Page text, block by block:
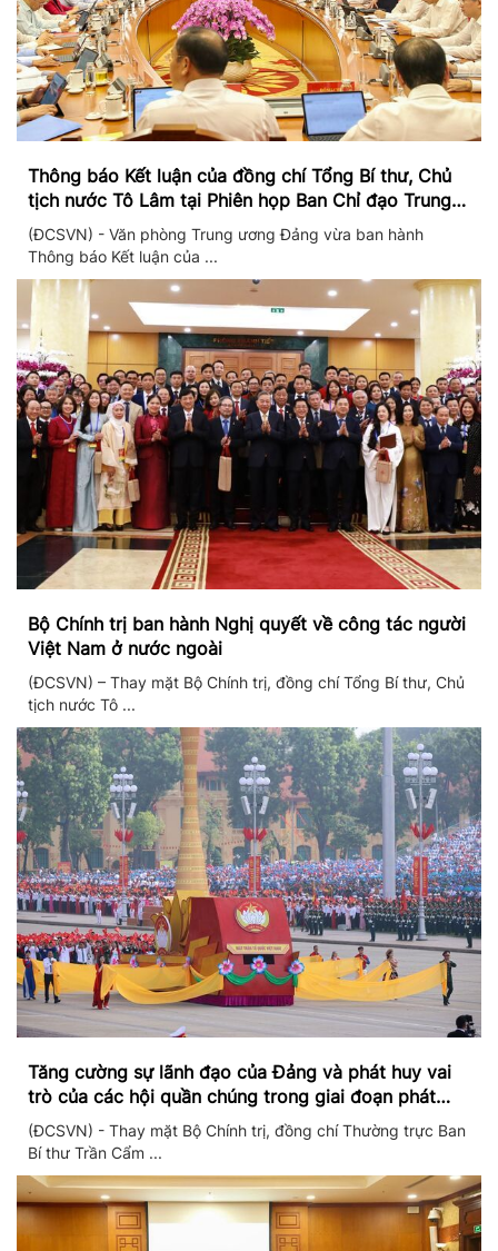
Thông báo Kết luận của đồng chí Tổng Bí thư, Chủ
tịch nước Tô Lâm tại Phiên họp Ban Chỉ đạo Trung
ương thực hiện Nghị quyết 57
(ĐCSVN) - Văn phòng Trung ương Đảng vừa ban hành
Thông báo Kết luận của ...
Bộ Chính trị ban hành Nghị quyết về công tác người
Việt Nam ở nước ngoài
(ĐCSVN) – Thay mặt Bộ Chính trị, đồng chí Tổng Bí thư, Chủ
tịch nước Tô ...
Tăng cường sự lãnh đạo của Đảng và phát huy vai
trò của các hội quần chúng trong giai đoạn phát
triển mới
(ĐCSVN) - Thay mặt Bộ Chính trị, đồng chí Thường trực Ban
Bí thư Trần Cẩm ...